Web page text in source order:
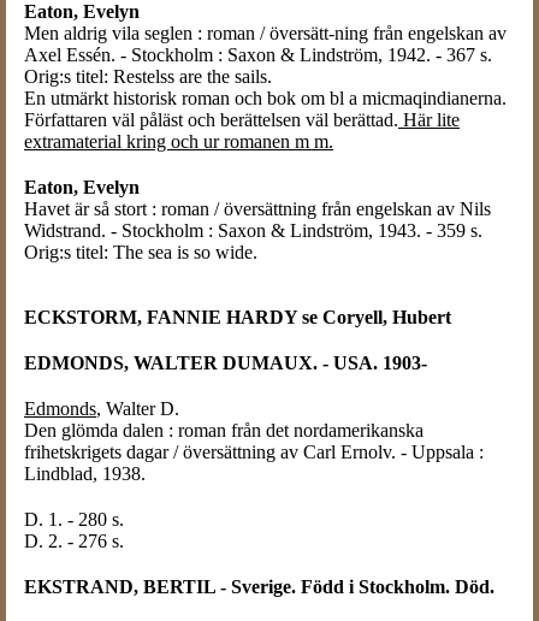
Eaton, Evelyn
Men aldrig vila seglen : roman / översätt-ning från engelskan av
Axel Essén. - Stockholm : Saxon & Lindström, 1942. - 367 s.
Orig:s titel: Restelss are the sails.
En utmärkt historisk roman och bok om bl a micmaqindianerna.
Författaren väl påläst och berättelsen väl berättad. Här lite
extramaterial kring och ur romanen m m.
Eaton, Evelyn
Havet är så stort : roman / översättning från engelskan av Nils
Widstrand. - Stockholm : Saxon & Lindström, 1943. - 359 s.
Orig:s titel: The sea is so wide.
ECKSTORM, FANNIE HARDY se Coryell, Hubert
EDMONDS, WALTER DUMAUX. - USA. 1903-
Edmonds, Walter D.
Den glömda dalen : roman från det nordamerikanska
frihetskrigets dagar / översättning av Carl Ernolv. - Uppsala :
Lindblad, 1938.
D. 1. - 280 s.
D. 2. - 276 s.
EKSTRAND, BERTIL - Sverige. Född i Stockholm. Död.